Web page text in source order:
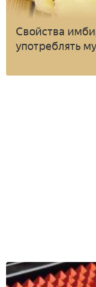
Свойства
употреблять